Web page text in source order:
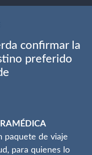
confirmar la
preferido
paquete de viaje
para quienes lo